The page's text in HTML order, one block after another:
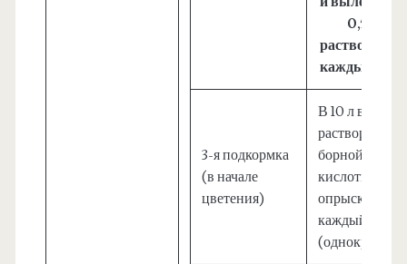
0,5 л
раствора под
каждый куст
3-я подкормка
(в начале
цветения)
В 10 л воды
растворите 5 г
борной
кислоты и
опрыскивайте
каждый куст
(однократно)